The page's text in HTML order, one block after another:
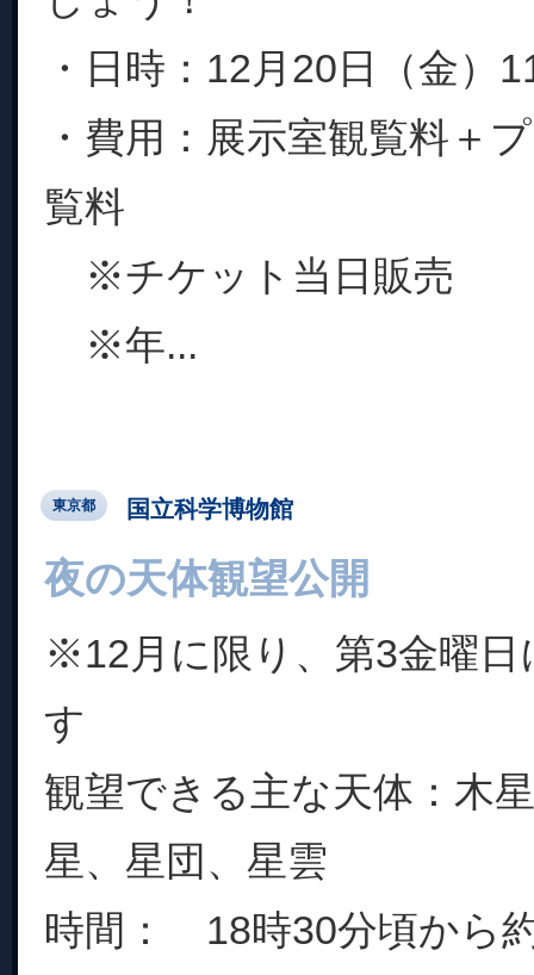
・日時：12月20日（金）
・費用：展示室観覧料＋
覧料
※チケット当日販売
※年...
東京都 国立科学博物館
夜の天体観望公開
※12月に限り、第3金曜日
す
観望できる主な天体：木
星、星団、星雲
時間： 18時30分頃から